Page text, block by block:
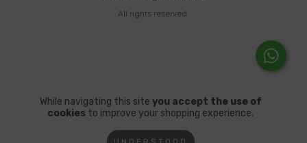
While navigating this site you accept the use of
cookies to improve your shopping experience.
All rights reserved.